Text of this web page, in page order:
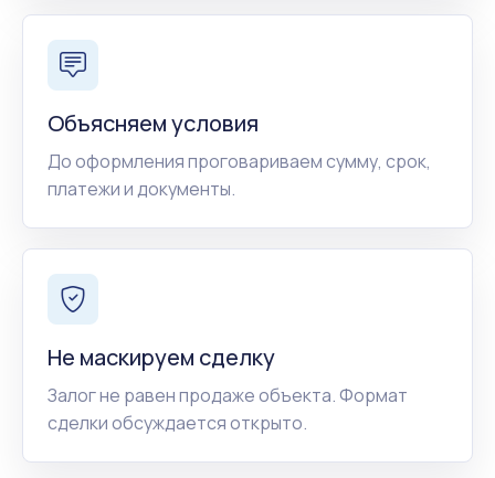
Объясняем условия
До оформления проговариваем сумму, срок,
платежи и документы.
Не маскируем сделку
Залог не равен продаже объекта. Формат
сделки обсуждается открыто.